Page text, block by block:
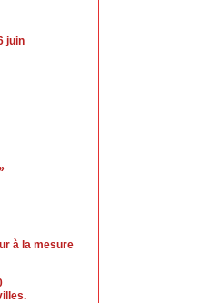
juin
à la mesure